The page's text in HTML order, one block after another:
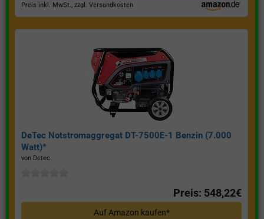
Preis inkl. MwSt., zzgl. Versandkosten
DeTec Notstromaggregat DT-7500E-1 Benzin (7.000
Watt)*
von Detec.
Preis: 548,22€
Auf Amazon kaufen*